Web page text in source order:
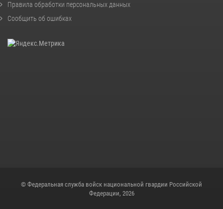
Правила обработки персональных данных
Сообщить об ошибках
© Федеральная служба войск национальной гвардии Российской
Федерации, 2026